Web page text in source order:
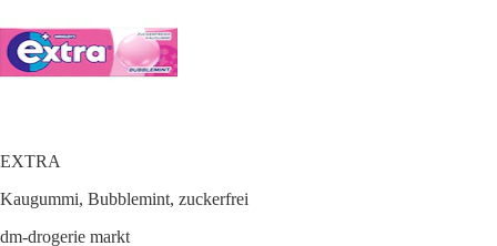
EXTRA
Kaugummi, Bubblemint, zuckerfrei
dm-drogerie markt